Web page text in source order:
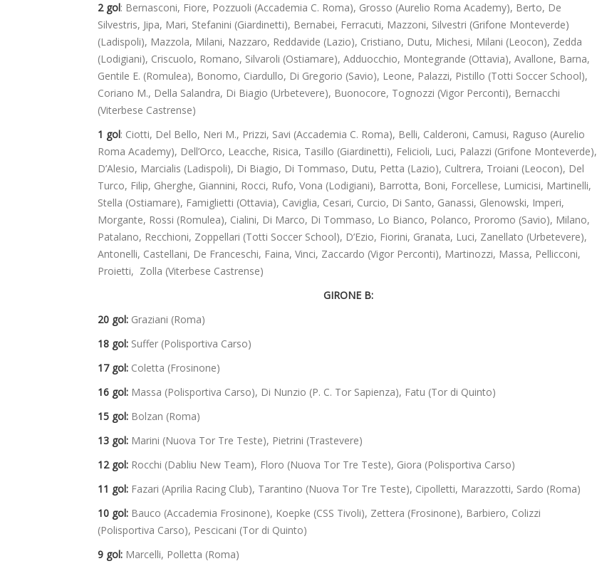
2 gol: Bernasconi, Fiore, Pozzuoli (Accademia C. Roma), Grosso (Aurelio Roma Academy), Berto, De
Silvestris, Jipa, Mari, Stefanini (Giardinetti), Bernabei, Ferracuti, Mazzoni, Silvestri (Grifone Monteverde)
(Ladispoli), Mazzola, Milani, Nazzaro, Reddavide (Lazio), Cristiano, Dutu, Michesi, Milani (Leocon), Zedda
(Lodigiani), Criscuolo, Romano, Silvaroli (Ostiamare), Adduocchio, Montegrande (Ottavia), Avallone, Barna,
Gentile E. (Romulea), Bonomo, Ciardullo, Di Gregorio (Savio), Leone, Palazzi, Pistillo (Totti Soccer School),
Coriano M., Della Salandra, Di Biagio (Urbetevere), Buonocore, Tognozzi (Vigor Perconti), Bernacchi
(Viterbese Castrense)
1 gol: Ciotti, Del Bello, Neri M., Prizzi, Savi (Accademia C. Roma), Belli, Calderoni, Camusi, Raguso (Aurelio
Roma Academy), Dell’Orco, Leacche, Risica, Tasillo (Giardinetti), Felicioli, Luci, Palazzi (Grifone Monteverde),
D’Alesio, Marcialis (Ladispoli), Di Biagio, Di Tommaso, Dutu, Petta (Lazio), Cultrera, Troiani (Leocon), Del
Turco, Filip, Gherghe, Giannini, Rocci, Rufo, Vona (Lodigiani), Barrotta, Boni, Forcellese, Lumicisi, Martinelli,
Stella (Ostiamare), Famiglietti (Ottavia), Caviglia, Cesari, Curcio, Di Santo, Ganassi, Glenowski, Imperi,
Morgante, Rossi (Romulea), Cialini, Di Marco, Di Tommaso, Lo Bianco, Polanco, Proromo (Savio), Milano,
Patalano, Recchioni, Zoppellari (Totti Soccer School), D’Ezio, Fiorini, Granata, Luci, Zanellato (Urbetevere),
Antonelli, Castellani, De Franceschi, Faina, Vinci, Zaccardo (Vigor Perconti), Martinozzi, Massa, Pellicconi,
Proietti, Zolla (Viterbese Castrense)
GIRONE B:
20 gol: Graziani (Roma)
18 gol: Suffer (Polisportiva Carso)
17 gol: Coletta (Frosinone)
16 gol: Massa (Polisportiva Carso), Di Nunzio (P. C. Tor Sapienza), Fatu (Tor di Quinto)
15 gol: Bolzan (Roma)
13 gol: Marini (Nuova Tor Tre Teste), Pietrini (Trastevere)
12 gol: Rocchi (Dabliu New Team), Floro (Nuova Tor Tre Teste), Giora (Polisportiva Carso)
11 gol: Fazari (Aprilia Racing Club), Tarantino (Nuova Tor Tre Teste), Cipolletti, Marazzotti, Sardo (Roma)
10 gol: Bauco (Accademia Frosinone), Koepke (CSS Tivoli), Zettera (Frosinone), Barbiero, Colizzi
(Polisportiva Carso), Pescicani (Tor di Quinto)
9 gol: Marcelli, Polletta (Roma)